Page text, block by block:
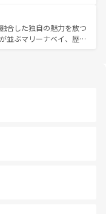
の季節にも異なる楽しみ
の人々、仏教を中心とし
、訪れる旅人を魅了し続
。観光スポットが密集し
るのも魅力。息をのむよ
香港を存分に楽しみ尽く
合した独自の魅力を放つ
並ぶマリーナベイ、歴史
しめる外せないスポット